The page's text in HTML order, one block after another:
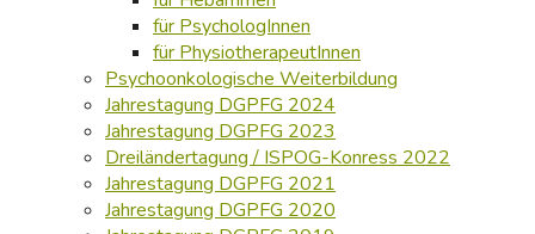
für PsychologInnen
für PhysiotherapeutInnen
Psychoonkologische Weiterbildung
Jahrestagung DGPFG 2024
Jahrestagung DGPFG 2023
Dreiländertagung / ISPOG-Konress 2022
Jahrestagung DGPFG 2021
Jahrestagung DGPFG 2020